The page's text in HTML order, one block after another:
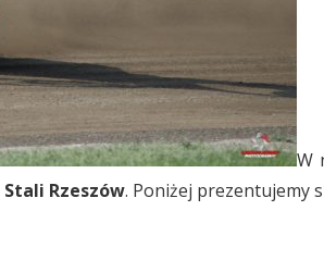
W
Stali Rzeszów. Poniżej prezentujemy